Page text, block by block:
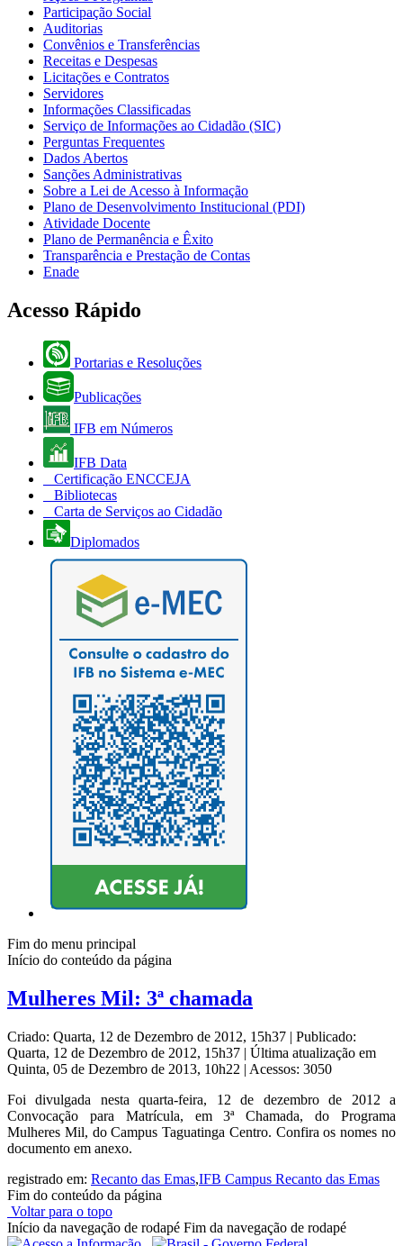
Participação Social
Auditorias
Convênios e Transferências
Receitas e Despesas
Licitações e Contratos
Servidores
Informações Classificadas
Serviço de Informações ao Cidadão (SIC)
Perguntas Frequentes
Dados Abertos
Sanções Administrativas
Sobre a Lei de Acesso à Informação
Plano de Desenvolvimento Institucional (PDI)
Atividade Docente
Plano de Permanência e Êxito
Transparência e Prestação de Contas
Enade
Acesso Rápido
Portarias e Resoluções
Publicações
IFB em Números
IFB Data
Certificação ENCCEJA
Bibliotecas
Carta de Serviços ao Cidadão
Diplomados
Fim do menu principal
Início do conteúdo da página
Mulheres Mil: 3ª chamada
Criado: Quarta, 12 de Dezembro de 2012, 15h37 | Publicado:
Quarta, 12 de Dezembro de 2012, 15h37 | Última atualização em
Quinta, 05 de Dezembro de 2013, 10h22 | Acessos: 3050
Foi divulgada nesta quarta-feira, 12 de dezembro de 2012 a
Convocação para Matrícula, em 3ª Chamada, do Programa
Mulheres Mil, do Campus Taguatinga Centro. Confira os nomes no
documento em anexo.
registrado em: Recanto das Emas,IFB Campus Recanto das Emas
Fim do conteúdo da página
Voltar para o topo
Início da navegação de rodapé Fim da navegação de rodapé